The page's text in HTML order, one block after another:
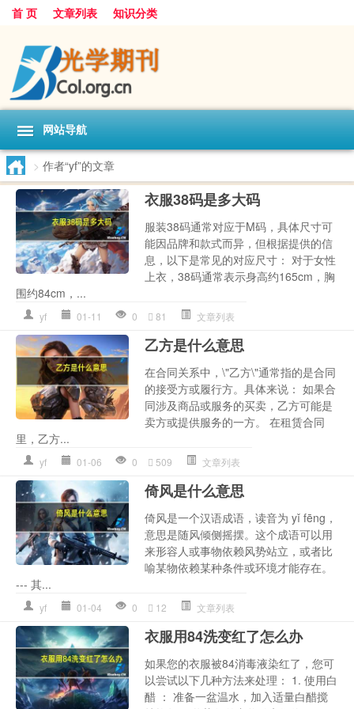
首 页 文章列表 知识分类
网站导航
> 作者“yf”的文章
衣服38码是多大码
服装38码通常对应于M码，具体尺寸可
能因品牌和款式而异，但根据提供的信
息，以下是常见的对应尺寸： 对于女性
上衣，38码通常表示身高约165cm，胸
围约84cm，...
yf 01-11 0 81 文章列表
乙方是什么意思
在合同关系中，\"乙方\"通常指的是合同
的接受方或履行方。具体来说： 如果合
同涉及商品或服务的买卖，乙方可能是
卖方或提供服务的一方。 在租赁合同
里，乙方...
yf 01-06 0 509 文章列表
倚风是什么意思
倚风是一个汉语成语，读音为 yǐ fēng，
意思是随风倾侧摇摆。这个成语可以用
来形容人或事物依赖风势站立，或者比
喻某物依赖某种条件或环境才能存在。
--- 其...
yf 01-04 0 12 文章列表
衣服用84洗变红了怎么办
如果您的衣服被84消毒液染红了，您可
以尝试以下几种方法来处理： 1. 使用白
醋 ： 准备一盆温水，加入适量白醋搅